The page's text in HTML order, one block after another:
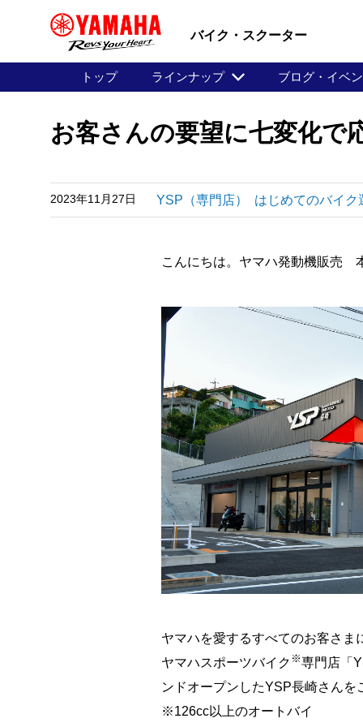
バイク・スクーター
トップ ラインナップ ブログ・イベ
お客さんの要望に七変化で
2023年11月27日 YSP（専門店） はじめてのバイク
こんにちは。ヤマハ発動機販売
ヤマハを愛するすべてのお客さま
ヤマハスポーツバイク ※専門店「
ンドオープンしたYSP長崎さんを
※126cc以上のオートバイ